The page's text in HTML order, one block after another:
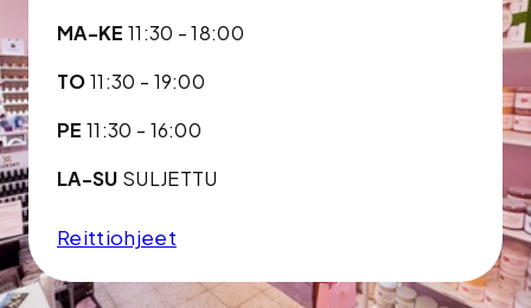
MA-KE 11:30 - 18:00
TO11:30 - 19:00
PE 11:30 - 16:00
LA-SU SULJETTU
Reittiohjeet